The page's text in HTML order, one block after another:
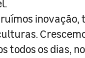
inovação,
todos os dias,